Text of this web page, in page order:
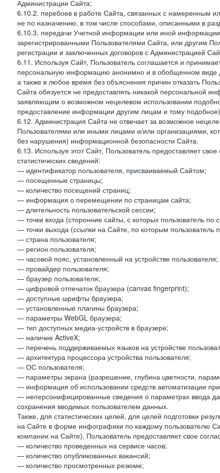
Администрации Сайта;
6.10.2. перебоев в работе Сайта, связанных с намеренным
не по назначению, в том числе способами, описанными в
6.10.3. передачи Учетной информации или иной
зарегистрированными Пользователями Сайта, или другим
регистрации и заключенных договоров с Администрацией
6.11. Используя Сайт, Пользователь соглашается и
персональную информацию анонимно и в обобщенном виде
а также в любое время без объяснения причин отказать
Сайта обязуется не предоставлять никакой персональной
заявляющим о возможном нецелевом использовании
предоставление информации другим лицам и тому
6.12. Администрация Сайта не отвечает за возможное
Пользователями или иными лицами и/или организациями,
без нарушения) информационной безопасности Сайта.
6.13. Используя этот Сайт, Пользователь предоставляет
статистических сведений:
— идентификатор пользователя, присваиваемый Сайтом;
— посещенные страницы;
— количество посещений страниц;
— информация о перемещении по страницам сайта;
— длительность пользовательской сессии;
— точки входа (сторонние сайты, с которых пользователь по
— точки выхода (ссылки на Сайте, по которым пользователь
— страна пользователя;
— регион пользователя;
— часовой пояс, установленный на устройстве пользователя;
— провайдер пользователя;
— браузер пользователя;
— цифровой отпечаток браузера (canvas fingerprint);
— доступные шрифты браузера;
— установленные плагины браузера;
— параметры WebGL браузера;
— тип доступных медиа-устройств в браузере;
— наличие ActiveX;
— перечень поддерживаемых языков на устройстве
— архитектура процессора устройства пользователя;
— ОС пользователя;
— параметры экрана (разрешение, глубина цветности,
— информация об использовании средств автоматизации
— неперсонифицированные сведения о параметрах ввода
сохранения вводимых пользователем данных.
Также, для статистических целей, для целей подготовки
на Сайте в форме инфографики по каждому пользователю
компании на Сайте), Пользователь предоставляет свое
— количество проведенных на сервисе часов;
— количество опубликованных вакансий;
— количество просмотренных резюме;